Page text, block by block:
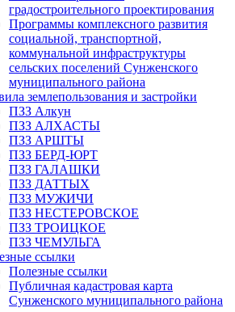
градостроительного проектирования
Программы комплексного развития
социальной, транспортной,
коммунальной инфраструктуры
сельских поселений Сунженского
муниципального района
землепользования и застройки
ПЗЗ Алкун
ПЗЗ АЛХАСТЫ
ПЗЗ АРШТЫ
ПЗЗ БЕРД-ЮРТ
ПЗЗ ГАЛАШКИ
ПЗЗ ДАТТЫХ
ПЗЗ МУЖИЧИ
ПЗЗ НЕСТЕРОВСКОЕ
ПЗЗ ТРОИЦКОЕ
ПЗЗ ЧЕМУЛЬГА
ссылки
Полезные ссылки
Публичная кадастровая карта
Сунженского муниципального района